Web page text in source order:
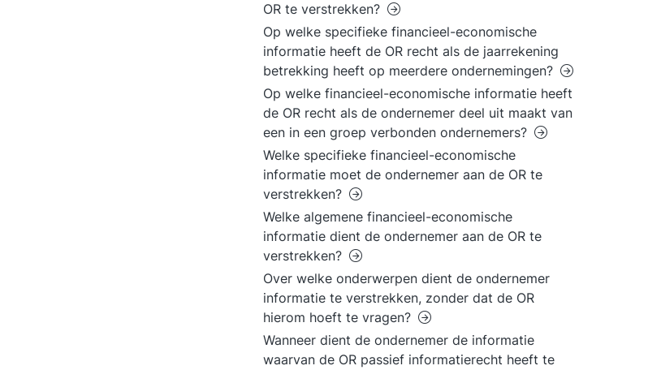
OR te verstrekken?
Op welke specifieke financieel-economische
informatie heeft de OR recht als de jaarrekening
betrekking heeft op meerdere ondernemingen?
Op welke financieel-economische informatie heeft
de OR recht als de ondernemer deel uit maakt van
een in een groep verbonden ondernemers?
Welke specifieke financieel-economische
informatie moet de ondernemer aan de OR te
verstrekken?
Welke algemene financieel-economische
informatie dient de ondernemer aan de OR te
verstrekken?
Over welke onderwerpen dient de ondernemer
informatie te verstrekken, zonder dat de OR
hierom hoeft te vragen?
Wanneer dient de ondernemer de informatie
waarvan de OR passief informatierecht heeft te